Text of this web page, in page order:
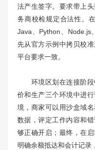
法产生签字。要求带上
务商校检规定合法性。
Java、Python、Node.js
先从官方示例中拷贝校
平台要求一致。
环境区划在连接阶段
价和生产三个环境中进
境，商家可以用沙盒域
数据，评定工作内容和
够正确开启；最终，在
明确余额抵达和会计记录